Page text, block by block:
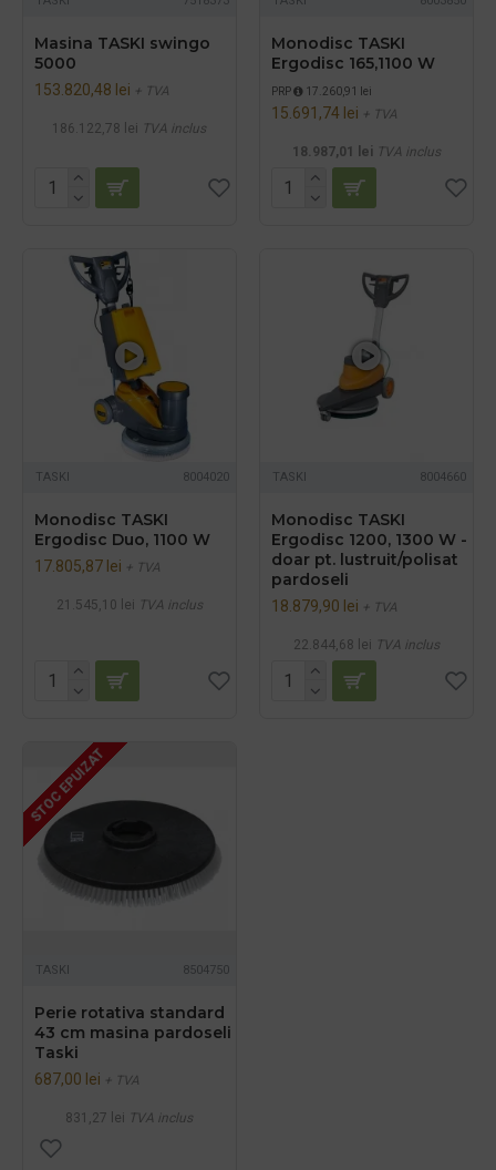
Masina TASKI swingo
5000
153.820,48 lei + TVA
186.122,78 lei TVA inclus
Monodisc TASKI
Ergodisc 165,1100 W
PRP 17.260,91 lei
15.691,74 lei + TVA
18.987,01 lei TVA inclus
TASKI 8004020
Monodisc TASKI
Ergodisc Duo, 1100 W
17.805,87 lei + TVA
21.545,10 lei TVA inclus
TASKI 8004660
Monodisc TASKI
Ergodisc 1200, 1300 W -
doar pt. lustruit/polisat
pardoseli
18.879,90 lei + TVA
22.844,68 lei TVA inclus
STOC EPUIZAT
TASKI 8504750
Perie rotativa standard
43 cm masina pardoseli
Taski
687,00 lei + TVA
831,27 lei TVA inclus